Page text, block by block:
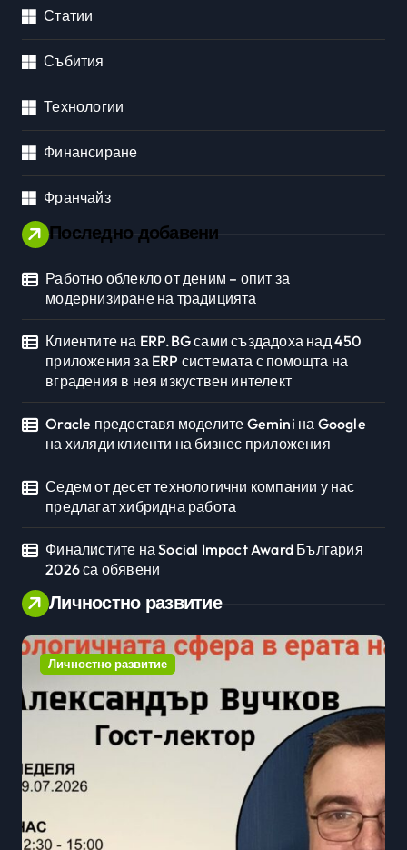
Статии
Събития
Технологии
Финансиране
Франчайз
Последно добавени
Работно облекло от деним – опит за
модернизиране на традицията
Клиентите на ERP.BG сами създадоха над 450
приложения за ERP системата с помощта на
вградения в нея изкуствен интелект
Oracle предоставя моделите Gemini на Google
на хиляди клиенти на бизнес приложения
Седем от десет технологични компании у нас
предлагат хибридна работа
Финалистите на Social Impact Award България
2026 са обявени
Личностно развитие
Личностно развитие